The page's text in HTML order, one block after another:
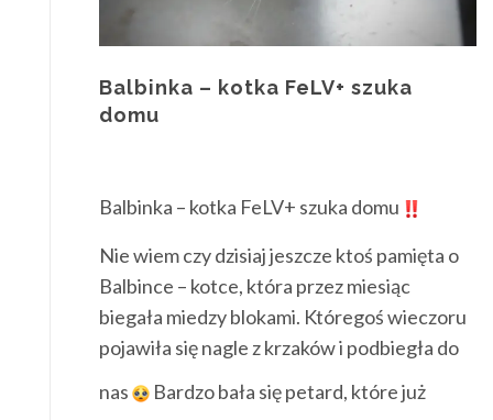
Balbinka – kotka FeLV+ szuka
domu
Balbinka – kotka FeLV+ szuka domu
Nie wiem czy dzisiaj jeszcze ktoś pamięta o
Balbince – kotce, która przez miesiąc
biegała miedzy blokami. Któregoś wieczoru
pojawiła się nagle z krzaków i podbiegła do
nas
Bardzo bała się petard, które już